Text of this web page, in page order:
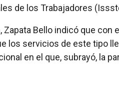
de los Trabajadores
Zapata Bello indicó que
los servicios de este tipo
en el que, subrayó, la